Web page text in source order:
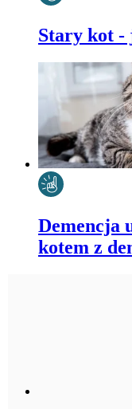
Stary kot -
Demencja
kotem z